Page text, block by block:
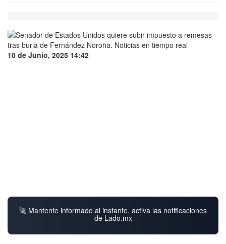
10 de Junio, 2025 14:42
🚀 Mantente informado al instante, activa las notificaciones
de Lado.mx